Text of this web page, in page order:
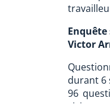
Victor
durant 6
96